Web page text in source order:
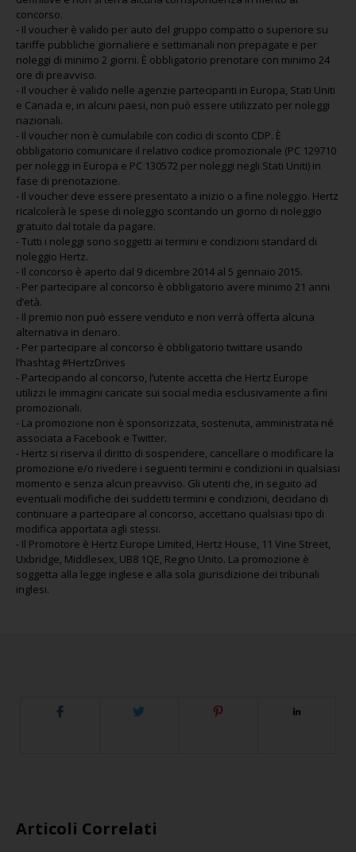
concorso.
- Il voucher è valido per auto del gruppo compatto o superiore su
tariffe pubbliche giornaliere e settimanali non prepagate e per
noleggi di minimo 2 giorni. È obbligatorio prenotare con minimo 24
ore di preavviso.
- Il voucher è valido nelle agenzie partecipanti in Europa, Stati Uniti
e Canada e, in alcuni paesi, non può essere utilizzato per noleggi
nazionali.
- Il voucher non è cumulabile con codici di sconto CDP. È
obbligatorio comunicare il relativo codice promozionale (PC 129710
per noleggi in Europa e PC 130572 per noleggi negli Stati Uniti) in
fase di prenotazione.
- Il voucher deve essere presentato a inizio o a fine noleggio. Hertz
ricalcolerà le spese di noleggio scontando un giorno di noleggio
gratuito dal totale da pagare.
- Tutti i noleggi sono soggetti ai termini e condizioni standard di
noleggio Hertz.
- Il concorso è aperto dal 9 dicembre 2014 al 5 gennaio 2015.
- Per partecipare al concorso è obbligatorio avere minimo 21 anni
d’età.
- Il premio non può essere venduto e non verrà offerta alcuna
alternativa in denaro.
- Per partecipare al concorso è obbligatorio twittare usando
l’hashtag #HertzDrives
- Partecipando al concorso, l’utente accetta che Hertz Europe
utilizzi le immagini caricate sui social media esclusivamente a fini
promozionali.
- La promozione non è sponsorizzata, sostenuta, amministrata né
associata a Facebook e Twitter.
- Hertz si riserva il diritto di sospendere, cancellare o modificare la
promozione e/o rivedere i seguenti termini e condizioni in qualsiasi
momento e senza alcun preavviso. Gli utenti che, in seguito ad
eventuali modifiche dei suddetti termini e condizioni, decidano di
continuare a partecipare al concorso, accettano qualsiasi tipo di
modifica apportata agli stessi.
- Il Promotore è Hertz Europe Limited, Hertz House, 11 Vine Street,
Uxbridge, Middlesex, UB8 1QE, Regno Unito. La promozione è
soggetta alla legge inglese e alla sola giurisdizione dei tribunali
inglesi.
Articoli Correlati